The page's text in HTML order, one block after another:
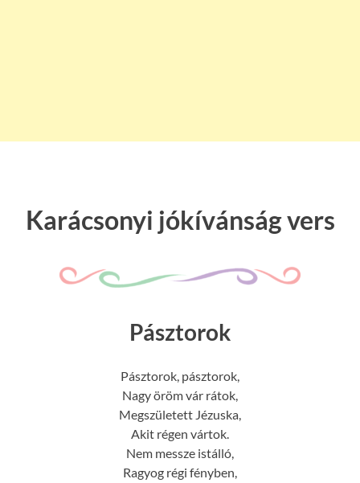
Karácsonyi jókívánság vers
Pásztorok
Pásztorok, pásztorok,
Nagy öröm vár rátok,
Megszületett Jézuska,
Akit régen vártok.
Nem messze istálló,
Ragyog régi fényben,